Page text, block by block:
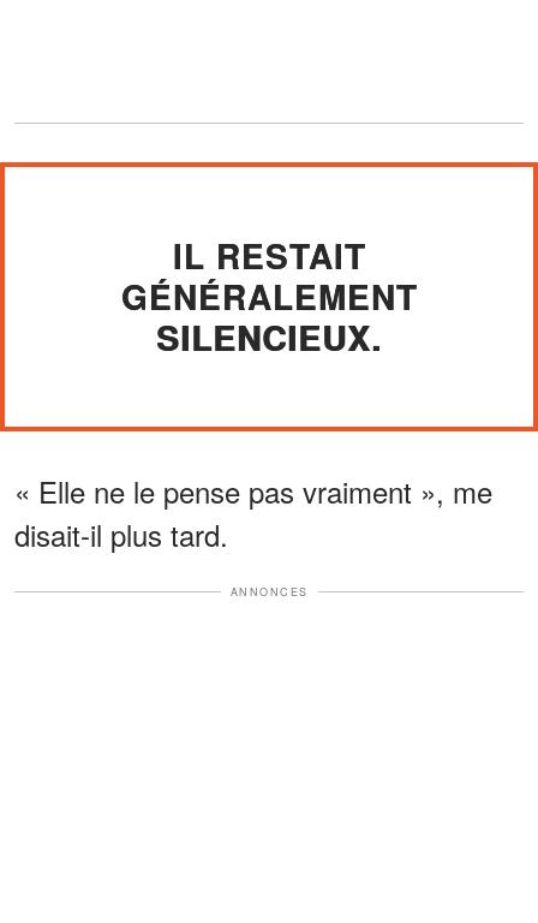
IL RESTAIT
GÉNÉRALEMENT
SILENCIEUX.
« Elle ne le pense pas vraiment », me
disait-il plus tard.
ANNONCES